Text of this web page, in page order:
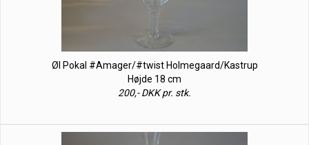
Øl Pokal #Amager/#twist Holmegaard/Kastrup
Højde 18 cm
200,- DKK pr. stk.